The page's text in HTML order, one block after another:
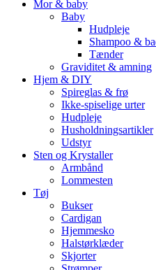
Mor & baby
Baby
Hudpleje
Shampoo &
Tænder
Graviditet & amning
Hjem & DIY
Spireglas & frø
Ikke-spiselige urter
Hudpleje
Husholdningsartikler
Udstyr
Sten og Krystaller
Armbånd
Lommesten
Tøj
Bukser
Cardigan
Hjemmesko
Halstørklæder
Skjorter